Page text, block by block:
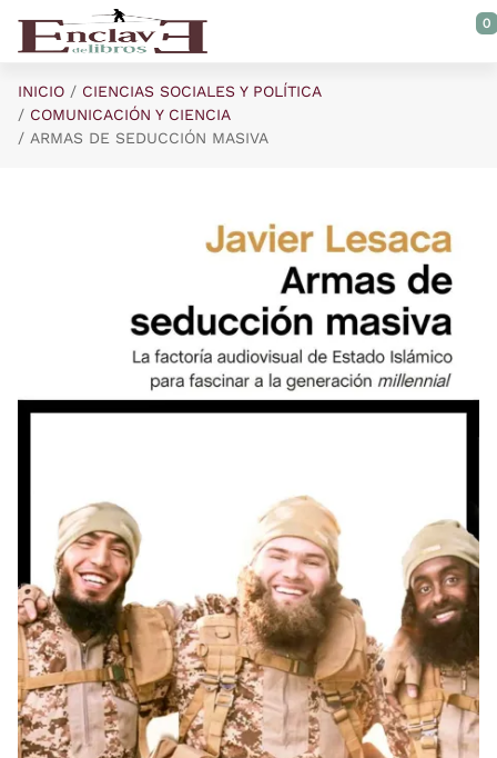
Saltar al contenido principal
0
INICIO
CIENCIAS SOCIALES Y POLÍTICA
COMUNICACIÓN Y CIENCIA
ARMAS DE SEDUCCIÓN MASIVA